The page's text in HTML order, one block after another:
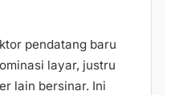
pendatang baru
layar, justru
lain bersinar. Ini